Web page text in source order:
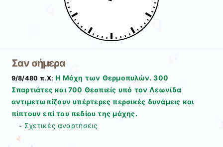
Σαν σήμερα
9/8/480 π.Χ: Η Μάχη των Θερμοπυλών. 300
Σπαρτιάτες και 700 Θεσπιείς υπό τον Λεωνίδα
αντιμετωπίζουν υπέρτερες περσικές δυνάμεις και
πίπτουν επί του πεδίου της μάχης.
- Σχετικές αναρτήσεις